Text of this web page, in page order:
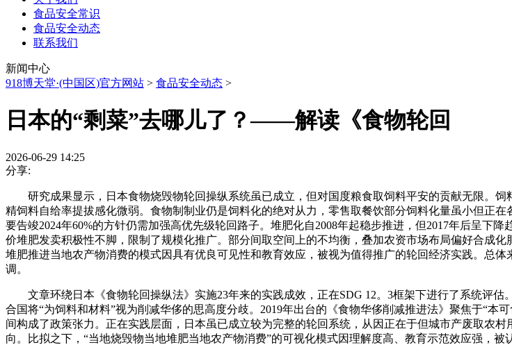
食品安全常识
食品安全动态
联系我们
新闻中心
918博天堂·(中国区)官方网站 > 食品安全动态 >
日本的“剩菜”去哪儿了？——解读《食物轮回
2026-06-29 14:25
分享:
研究成果显示，日本食物烧毁物轮回操纵系统虽已成立，但对国度粮食取饲料平安的贡献无限。饲
精饲料自给率提拔感化微弱。食物制制业仍是饲料化的绝对从力，零售取餐饮部分饲料化量虽小但正
要告竣2024年60%的方针仍需加强高优先级轮回路子。堆肥化自2008年起稳步推进，但2017年后呈下
价堆肥发卖积极性不脚，限制了规模化推广。部分间取空间上的不均衡，叠加农资市场布局偏好合成
堆肥推进当地农产物消费的模式因具有优良可见性和教育效应，被视为值得推广的轮回经济实践。总
调。
文章环绕日本《食物轮回操纵法》实施23年来的实践成效，正在SDG 12。3框架下进行了系统评估
合国将“为饲料和材料”视为削减华侈的思高度分歧。2019年出台的《食物华侈削减推进法》聚焦于“本
间构成了政策张力。正在实践层面，日本虽已成立较为完整的轮回系统，从因正在于但城市产废取农
向。比拟之下，“当地烧毁物当地堆肥当地农产物消费”的可视化模式因理解度高、教育示范效应强，